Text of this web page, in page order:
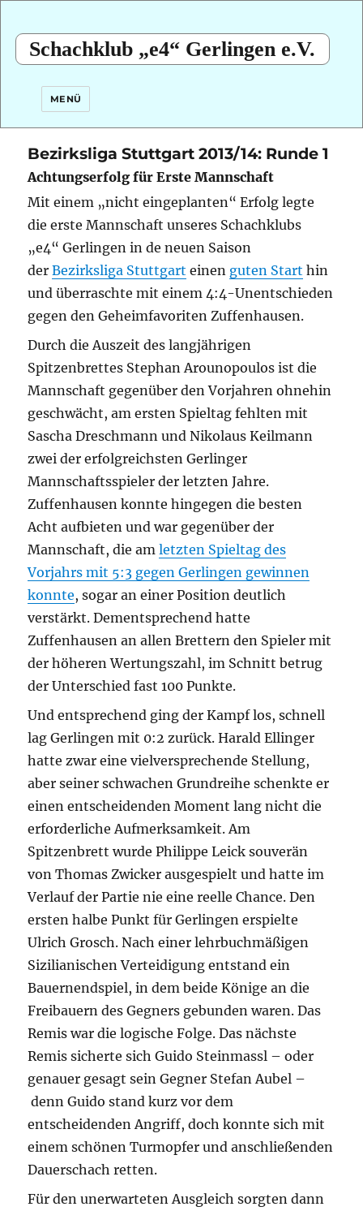
Schachklub „e4“ Gerlingen e.V.
MENÜ
Bezirksliga Stuttgart 2013/14: Runde 1
Achtungserfolg für Erste Mannschaft
Mit einem „nicht eingeplanten“ Erfolg legte
die erste Mannschaft unseres Schachklubs
„e4“ Gerlingen in de neuen Saison
derBezirksliga Stuttgart einen guten Start hin
und überraschte mit einem 4:4-Unentschieden
gegen den Geheimfavoriten Zuffenhausen.
Durch die Auszeit des langjährigen
Spitzenbrettes Stephan Arounopoulos ist die
Mannschaft gegenüber den Vorjahren ohnehin
geschwächt, am ersten Spieltag fehlten mit
Sascha Dreschmann und Nikolaus Keilmann
zwei der erfolgreichsten Gerlinger
Mannschaftsspieler der letzten Jahre.
Zuffenhausen konnte hingegen die besten
Acht aufbieten und war gegenüber der
Mannschaft, die amletzten Spieltag des
Vorjahrs mit 5:3 gegen Gerlingen gewinnen
konnte, sogar an einer Position deutlich
verstärkt. Dementsprechend hatte
Zuffenhausen an allen Brettern den Spieler mit
der höheren Wertungszahl, im Schnitt betrug
der Unterschied fast 100 Punkte.
Und entsprechend ging der Kampf los, schnell
lag Gerlingen mit 0:2 zurück. Harald Ellinger
hatte zwar eine vielversprechende Stellung,
aber seiner schwachen Grundreihe schenkte er
einen entscheidenden Moment lang nicht die
erforderliche Aufmerksamkeit. Am
Spitzenbrett wurde Philippe Leick souverän
von Thomas Zwicker ausgespielt und hatte im
Verlauf der Partie nie eine reelle Chance. Den
ersten halbe Punkt für Gerlingen erspielte
Ulrich Grosch. Nach einer lehrbuchmäßigen
Sizilianischen Verteidigung entstand ein
Bauernendspiel, in dem beide Könige an die
Freibauern des Gegners gebunden waren. Das
Remis war die logische Folge. Das nächste
Remis sicherte sich Guido Steinmassl – oder
genauer gesagt sein Gegner Stefan Aubel –
denn Guido stand kurz vor dem
entscheidenden Angriff, doch konnte sich mit
einem schönen Turmopfer und anschließenden
Dauerschach retten.
Für den unerwarteten Ausgleich sorgten dann